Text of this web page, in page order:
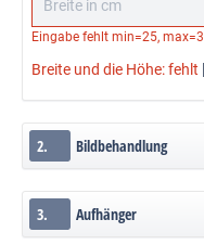
Eingabe fehlt min=25,
Breite und die Höhe:fehlt
2. Bildbehandlung
3. Aufhänger